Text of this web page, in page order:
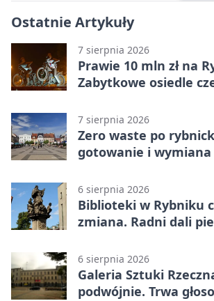
Ostatnie Artykuły
7 sierpnia 2026
Prawie 10 mln zł na
Zabytkowe osiedle
7 sierpnia 2026
Zero waste po
gotowanie i
6 sierpnia 2026
Biblioteki w Rybniku
zmiana. Radni dali
6 sierpnia 2026
Galeria Sztuki
podwójnie. Trwa